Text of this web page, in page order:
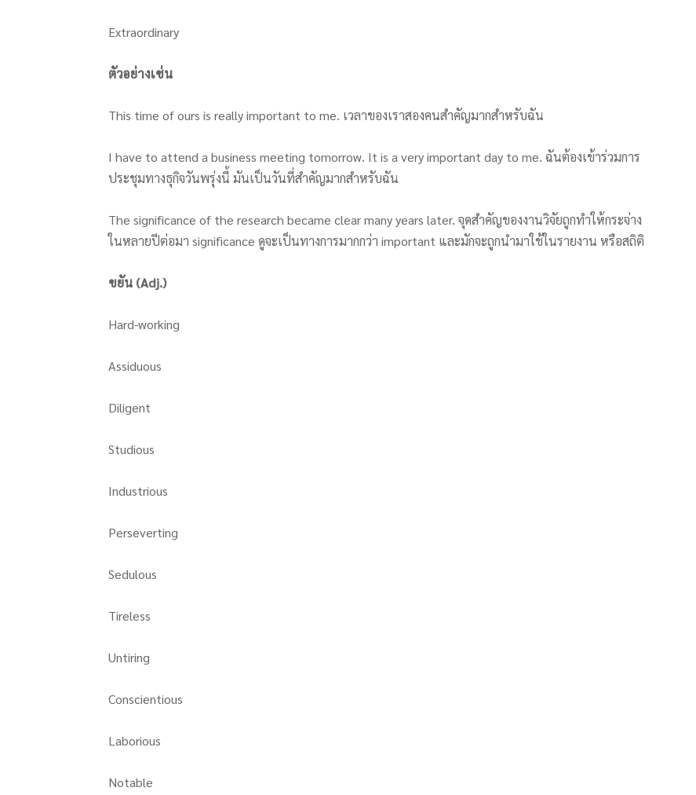
Extraordinary
ตัวอย่างเช่น
This time of ours is really important to me. เวลาของเราสองคนสำคัญมากสำหรับฉัน
I have to attend a business meeting tomorrow. It is a very important day to me. ฉันต้องเข้าร่วมการ
ประชุมทางธุกิจวันพรุ่งนี้ มันเป็นวันที่สำคัญมากสำหรับฉัน
The significance of the research became clear many years later. จุดสำคัญของงานวิจัยถูกทำให้กระจ่าง
ในหลายปีต่อมา significance ดูจะเป็นทางการมากกว่า important และมักจะถูกนำมาใช้ในรายงาน หรือสถิติ
ขยัน (Adj.)
Hard-working
Assiduous
Diligent
Studious
Industrious
Perseverting
Sedulous
Tireless
Untiring
Conscientious
Laborious
Notable